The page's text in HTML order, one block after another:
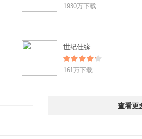
1930万下载
世纪佳缘
161万下载
查看更